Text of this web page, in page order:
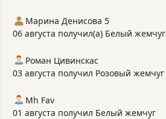
Марина Денисова 5
06 августа получил(а) Белый жемчуг
Роман Цивинскас
03 августа получил Розовый жемчуг
Mh Fav
01 августа получил Белый жемчуг